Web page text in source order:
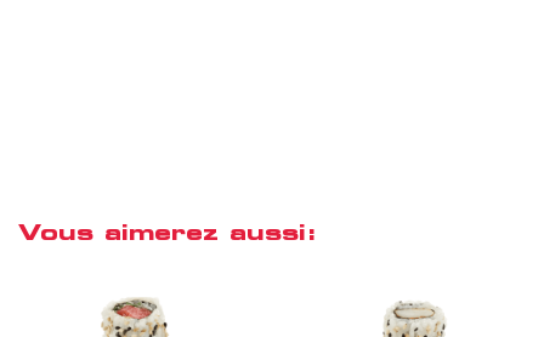
Vous aimerez aussi: